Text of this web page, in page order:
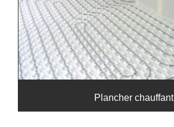
Plancher chauffant